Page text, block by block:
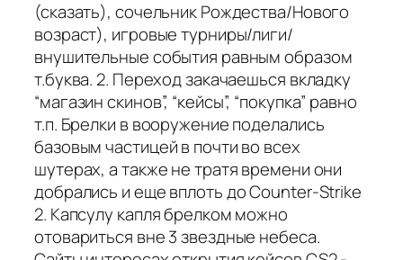
(сказать), сочельник Рождества/Нового
возраст), игровые турниры/лиги/
внушительные события равным образом
т.буква. 2. Переход закачаешься вкладку
“магазин скинов”, “кейсы”, “покупка” равно
т.п. Брелки в вооружение поделались
базовым частицей в почти во всех
шутерах, а также не тратя времени они
добрались и еще вплоть до Counter-Strike
2. Капсулу капля брелком можно
отовариться вне 3 звездные небеса.